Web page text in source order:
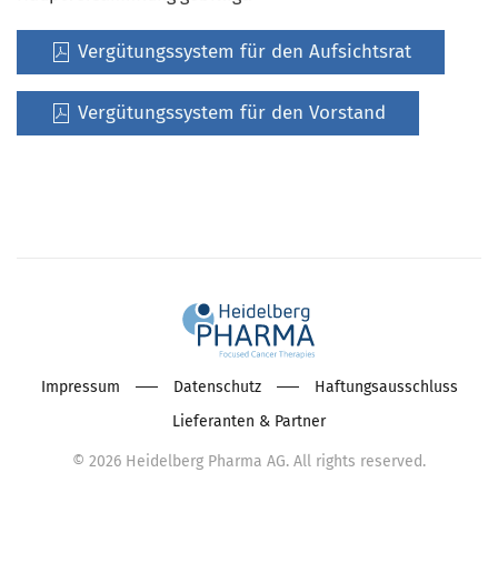
Vergütungssystem für den Aufsichtsrat
Vergütungssystem für den Vorstand
Impressum Datenschutz
Haftungsausschluss
Lieferanten & Partner
© 2026 Heidelberg Pharma AG. All rights reserved.